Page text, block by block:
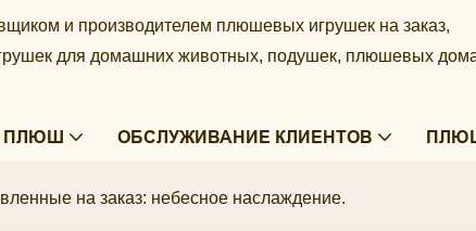
и производителем плюшевых игрушек на заказ,
для домашних животных, подушек, плюшевых
ПЛЮШ ОБСЛУЖИВАНИЕ КЛИЕНТОВ
на заказ: небесное наслаждение.